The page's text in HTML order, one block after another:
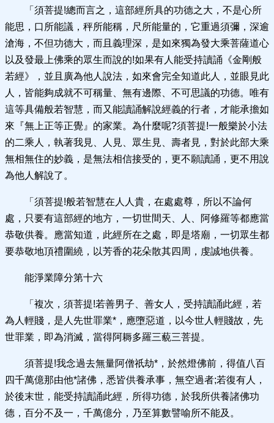
「須菩提!總而言之，這部經所具的功德之大，不是心所
能思，口所能議，秤所能稱，尺所能量的，它重過須彌，深逾
滄海，不但功德大，而且義理深，是如來獨為發大乘菩薩道心
以及發最上佛乘的眾生而說的!如果有人能受持讀誦《金剛般
若經》，並且廣為他人說法，如來會完全知道此人，並眼見此
人，皆能夠成就不可稱量、無有邊際、不可思議的功德。唯有
這等具備般若智慧，而又能讀誦解說經義的行者，才能承擔如
來『無上正等正覺』的家業。為什麼呢?須菩提!一般樂於小法
的二乘人，執著我見、人見、眾生見、壽者見，對於此部大乘
無相無住的妙義，是無法相信接受的，更不願讀誦，更不用說
為他人解說了。
「須菩提!般若智慧在人人貴，在處處尊，所以不論何
處，只要有這部經的地方，一切世間天、人、阿修羅等都應當
恭敬供養。應當知道，此經所在之處，即是塔廟，一切眾生都
要恭敬地頂禮圍繞，以芳香的花朵散其四周，虔誠地供養。
能淨業障分第十六
「複次，須菩提!若善男子、善女人，受持讀誦此經，若
為人輕賤，是人先世罪業*，應墮惡道，以今世人輕賤故，先
世罪業，即為消滅，當得阿耨多羅三藐三菩提。
須菩提!我念過去無量阿僧祇劫*，於然燈佛前，得值八百
四千萬億那由他*諸佛，悉皆供養承事，無空過者;若復有人，
於後末世，能受持讀誦此經，所得功德，於我所供養諸佛功
德，百分不及一，千萬億分，乃至算數譬喻所不能及。